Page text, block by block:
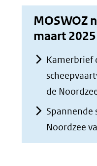
MOSWOZ
maart 2025
Kamerbrief
de
Spannende
Noordzee